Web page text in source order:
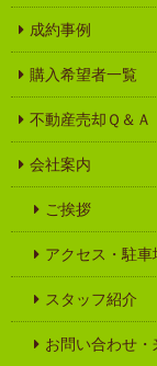
成約事例
購入希望者一覧
不動産売却Ｑ＆Ａ
会社案内
ご挨拶
アクセス・駐車
スタッフ紹介
お問い合わせ・